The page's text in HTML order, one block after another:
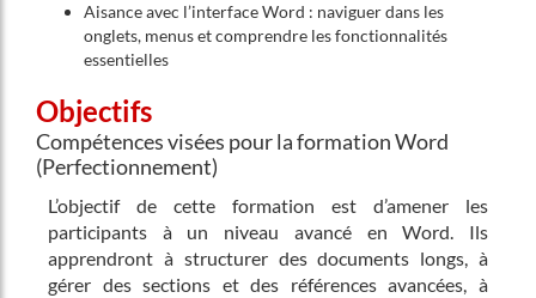
Aisance avec l’interface Word : naviguer dans les
onglets, menus et comprendre les fonctionnalités
essentielles
Objectifs
Compétences visées pour la formation Word
(Perfectionnement)
L’objectif de cette formation est d’amener les
participants à un niveau avancé en Word. Ils
apprendront à structurer des documents longs, à
gérer des sections et des références avancées, à